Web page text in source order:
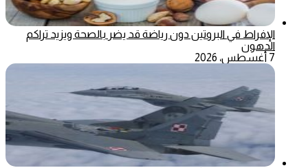
الإفراط في البروتين دون رياضة قد يضر بالصحة ويزيد تراكم
الدهون
7 أغسطس، 2026